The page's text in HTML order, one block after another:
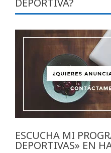
DEPORTIVA?
ESCUCHA MI
DEPORTIVAS» EN